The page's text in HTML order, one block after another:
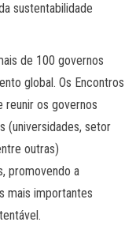
sustentabilidade
de 100 governos
global. Os Encontros
reunir os governos
(universidades, setor
outras)
promovendo a
mais importantes